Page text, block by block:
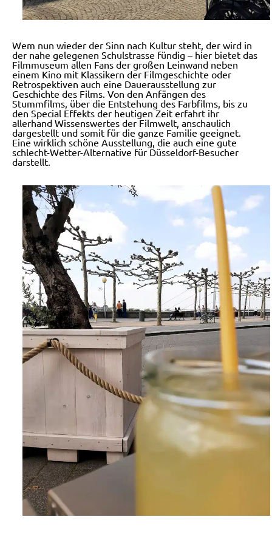
Wem nun wieder der Sinn nach Kultur steht, der wird in
der nahe gelegenen Schulstrasse fündig – hier bietet das
Filmmuseum allen Fans der großen Leinwand neben
einem Kino mit Klassikern der Filmgeschichte oder
Retrospektiven auch eine Dauerausstellung zur
Geschichte des Films. Von den Anfängen des
Stummfilms, über die Entstehung des Farbfilms, bis zu
den Special Effekts der heutigen Zeit erfahrt ihr
allerhand Wissenswertes der Filmwelt, anschaulich
dargestellt und somit für die ganze Familie geeignet.
Eine wirklich schöne Ausstellung, die auch eine gute
schlecht-Wetter-Alternative für Düsseldorf-Besucher
darstellt.